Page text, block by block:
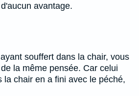
avantage.
souffert dans la chair, vous
la même pensée. Car celui
la chair en a fini avec le péché,